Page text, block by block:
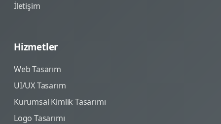
İletişim
Hizmetler
Web Tasarım
UI/UX Tasarım
Kurumsal Kimlik Tasarımı
Logo Tasarımı